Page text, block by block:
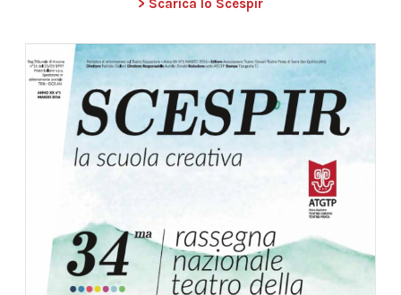
> Scarica lo Scéspir